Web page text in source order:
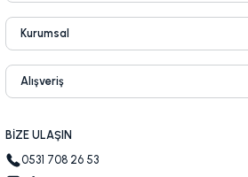
Kurumsal
Alışveriş
BİZE ULAŞIN
0531 708 26 53